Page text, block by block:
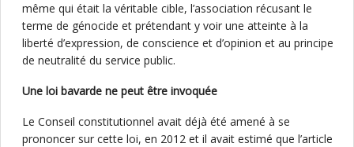
même qui était la véritable cible, l’association récusant le
terme de génocide et prétendant y voir une atteinte à la
liberté d’expression, de conscience et d’opinion et au principe
de neutralité du service public.
Une loi bavarde ne peut être invoquée
Le Conseil constitutionnel avait déjà été amené à se
prononcer sur cette loi, en 2012 et il avait estimé que l’article